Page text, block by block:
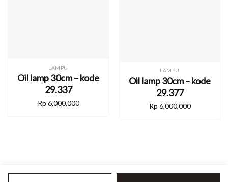
LAMPU
Oil lamp 30cm – kode
29.337
Rp 6,000,000
LAMPU
Oil lamp 30cm – kode
29.377
Rp 6,000,000